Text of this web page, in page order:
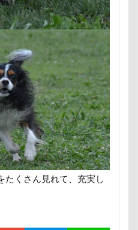
たくさん見れて、充実し
ローアングル撮影
レオンくん
ート城
ロックオン
ロウバイ
ロイちゃん
レジーナ
マロンちゃん
モコちゃん
メンテナンス
ちゃん
メイフェアちゃん